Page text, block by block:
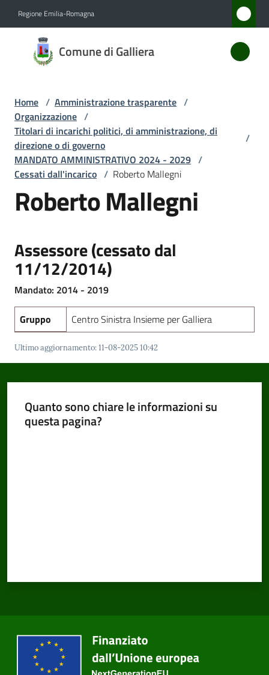
Regione Emilia-Romagna
Comune di Galliera
Comune
di
Amministrazione
Menu selezionato
Novità
Servizi
Galliera
Amministrazione
Trasparente
Menu selezionato
Tutti
gli
Home / Amministrazione trasparente /
Organizzazione /
Titolari di incarichi politici, di amministrazione, di
direzione o di governo
/
MANDATO AMMINISTRATIVO 2024 - 2029 /
Cessati dall'incarico / Roberto Mallegni
Roberto Mallegni
Assessore (cessato dal
11/12/2014)
Mandato: 2014 - 2019
Gruppo Centro Sinistra Insieme per Galliera
Ultimo aggiornamento:11-08-2025 10:42
Quanto sono chiare le informazioni su
questa pagina?